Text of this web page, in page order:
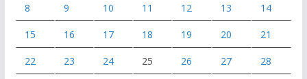
8 9 10 11 12 13 14
15 16 17 18 19 20 21
22 23 24 25 26 27 28